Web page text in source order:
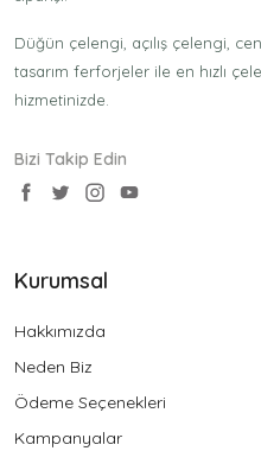
Düğün çelengi, açılış çelengi,
tasarım ferforjeler ile en hızlı
hizmetinizde.
Bizi Takip Edin
Kurumsal
Hakkımızda
Neden Biz
Ödeme Seçenekleri
Kampanyalar